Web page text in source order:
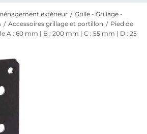
extérieur
Grille - Grillage -
Accessoires grillage et portillon
Pied de
A : 60 mm | B : 200 mm | C : 55 mm | D : 25